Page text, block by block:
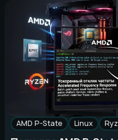
AMD P-State Linux